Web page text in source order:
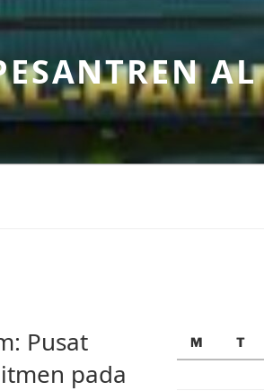
Pusat
pada
M
T